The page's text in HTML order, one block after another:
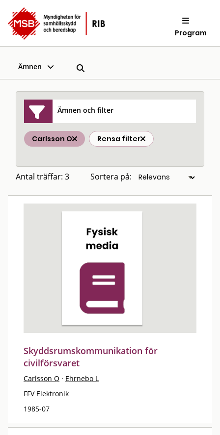
Program
Ämnen
Ämnen och filter
Carlsson O Rensa filter
Antal träffar: 3 Sortera på:
Skyddsrumskommunikation för
civilförsvaret
Carlsson O · Ehrnebo L
FFV Elektronik
1985-07